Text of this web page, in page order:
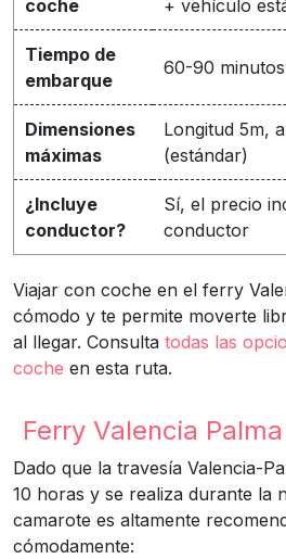
coche
+ vehículo
Tiempo de
embarque
60-90
Dimensiones
máximas
Longitud 5m,
(estándar)
¿Incluye
conductor?
Sí, el precio
conductor
Viajar con coche en el ferry
cómodo y te permite moverte
al llegar. Consulta todas las
coche en esta ruta.
Ferry Valencia
Dado que la travesía Valencia-
10 horas y se realiza durante la
camarote es altamente
cómodamente: